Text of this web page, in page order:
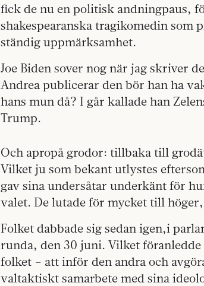
fick de nu en politisk andningpaus,
shakespearanska tragikomedin som
ständig uppmärksamhet.
Joe Biden sover nog när jag skriver
Andrea publicerar den bör han ha
hans mun då? I går kallade han
Trump.
Och apropå grodor: tillbaka till
Vilket ju som bekant utlystes
gav sina undersåtar underkänt för
valet. De lutade för mycket till
Folket dabbade sig sedan igen,i
runda, den 30 juni. Vilket
folket – att inför den andra och
valtaktiskt samarbete med sina